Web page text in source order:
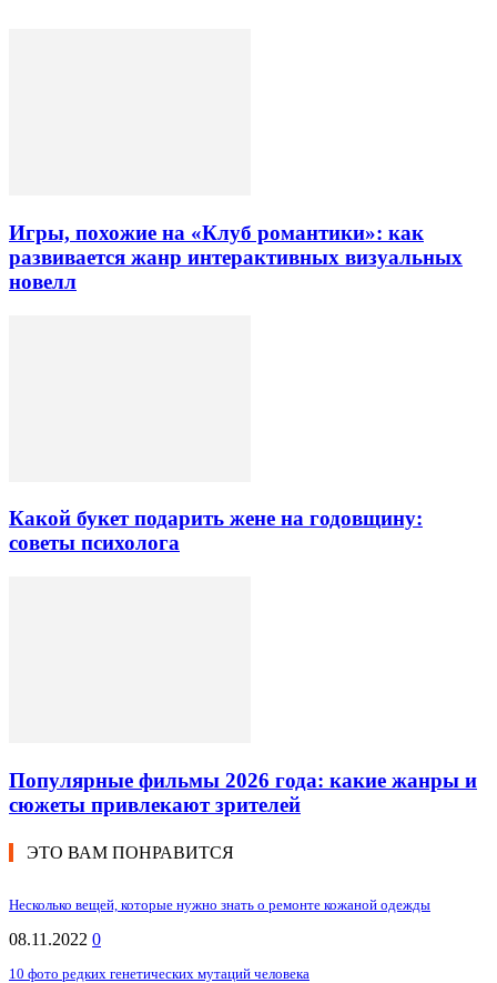
Игры, похожие на «Клуб романтики»: как
развивается жанр интерактивных визуальных
новелл
Какой букет подарить жене на годовщину:
советы психолога
Популярные фильмы 2026 года: какие жанры и
сюжеты привлекают зрителей
ЭТО ВАМ ПОНРАВИТСЯ
Несколько вещей, которые нужно знать о ремонте кожаной одежды
08.11.2022 0
10 фото редких генетических мутаций человека